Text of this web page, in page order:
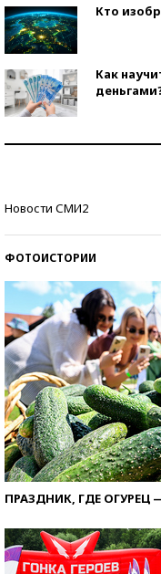
Кто
Как
Новости СМИ2
ФОТОИСТОРИИ
ПРАЗДНИК, ГДЕ ОГУРЕЦ